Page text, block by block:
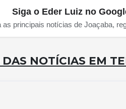
Siga o Eder Luiz no
as principais notícias de Joaçaba,
NOTÍCIAS EM